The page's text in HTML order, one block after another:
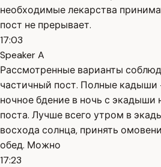
необходимые лекарства
пост не прерывает.
17:03
Speaker A
Рассмотренные варианты
частичный пост. Полные кадыши
ночное бдение в ночь с экадыши
поста. Лучше всего утром в
восхода солнца, принять
обед. Можно
17:23